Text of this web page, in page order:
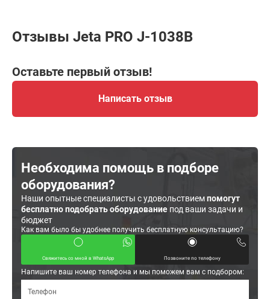
Отзывы Jeta PRO J-1038B
Оставьте первый отзыв!
Написать отзыв
Необходима помощь в подборе
оборудования?
Наши опытные специалисты с удовольствиемпомогут
бесплатно подобрать оборудование под ваши задачи и
бюджет
Как вам было бы удобнее получить бесплатную консультацию?
Свяжитесь со мной в WhatsApp Позвоните по телефону
Напишите ваш номер телефона и мы поможем вам с подбором: